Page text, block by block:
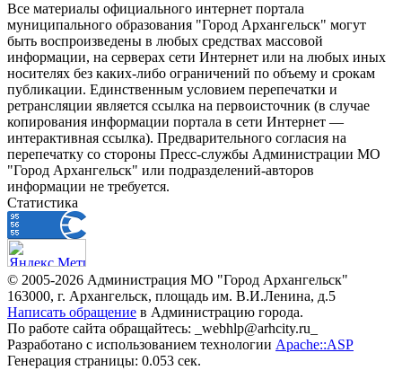
Все материалы официального интернет портала
муниципального образования "Город Архангельск" могут
быть воспроизведены в любых средствах массовой
информации, на серверах сети Интернет или на любых иных
носителях без каких-либо ограничений по объему и срокам
публикации. Единственным условием перепечатки и
ретрансляции является ссылка на первоисточник (в случае
копирования информации портала в сети Интернет —
интерактивная ссылка). Предварительного согласия на
перепечатку со стороны Пресс-службы Администрации МО
"Город Архангельск" или подразделений-авторов
информации не требуется.
Статистика
© 2005-2026 Администрация МО "Город Архангельск"
163000, г. Архангельск, площадь им. В.И.Ленина, д.5
Написать обращение в Администрацию города.
По работе сайта обращайтесь: _webhlp@arhcity.ru_
Разработано с использованием технологии Apache::ASP
Генерация страницы: 0.053 сек.